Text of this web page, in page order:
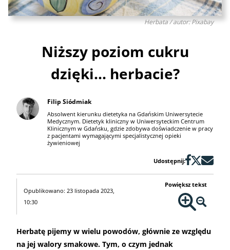
Herbata / autor: Pixabay
Niższy poziom cukru
dzięki... herbacie?
Filip Siódmiak
Absolwent kierunku dietetyka na Gdańskim Uniwersytecie
Medycznym. Dietetyk kliniczny w Uniwersyteckim Centrum
Klinicznym w Gdańsku, gdzie zdobywa doświadczenie w pracy
z pacjentami wymagającymi specjalistycznej opieki
żywieniowej
Udostępnij:
Opublikowano: 23 listopada 2023,
10:30
Powiększ tekst
Herbatę pijemy w wielu powodów, głównie ze względu
na jej walory smakowe. Tym, o czym jednak